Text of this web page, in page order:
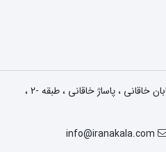
تبریز - میدان دانشسرا ، اول خیابان خاقانی ، پاساژ خاقانی ، طبقه -2 ،
info@iranakala.com